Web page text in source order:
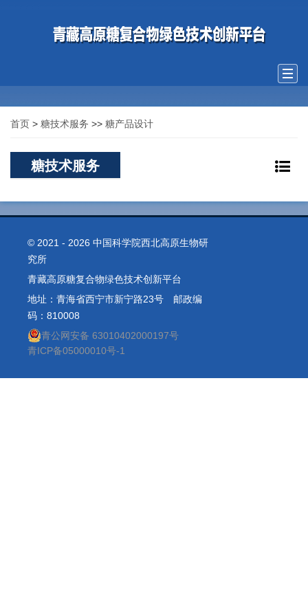
首页 > 糖技术服务 >> 糖产品设计
糖技术服务
© 2021 - 2026 中国科学院西北高原生物研
究所
青藏高原糖复合物绿色技术创新平台
地址：青海省西宁市新宁路23号 邮政编
码：810008
青公网安备 63010402000197号
青ICP备05000010号-1